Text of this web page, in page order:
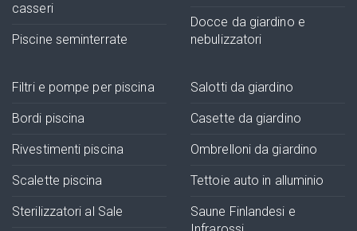
casseri
Piscine seminterrate
Docce da giardino e
nebulizzatori
Filtri e pompe per piscina
Bordi piscina
Rivestimenti piscina
Scalette piscina
Sterilizzatori al Sale
Salotti da giardino
Casette da giardino
Ombrelloni da giardino
Tettoie auto in alluminio
Saune Finlandesi e